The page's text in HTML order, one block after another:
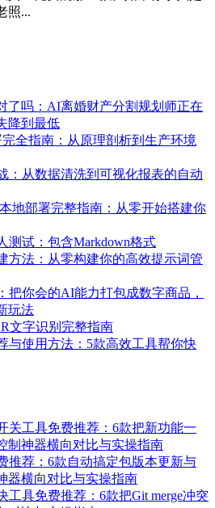
照...
了吗：AI离婚财产分割规划师正在
降到最低
完全指南：从原理剖析到生产环境
：从数据清洗到可视化报表的自动
本地部署完整指南：从零开始搭建你
测试：包含Markdown格式
方法：从零构建你的高效提示词管
把你会的AI能力打包成数字商品，
玩法
文字识别完整指南
与使用方法：5款高效工具帮你快
关工具免费推荐：6款把新功能一
制神器横向对比与实操指南
推荐：6款自动搞定包版本更新与
器横向对比与实操指南
工具免费推荐：6款把Git merge冲突